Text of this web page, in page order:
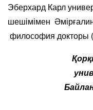
Эберхард Карл
шешімімен
философия докторы